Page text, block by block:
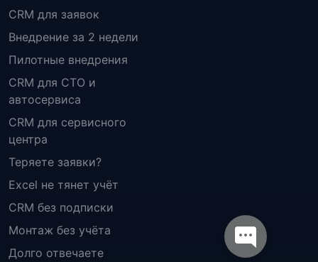
CRM для заявок
Внедрение за 2 недели
Пилотные внедрения
CRM для СТО и
автосервиса
CRM для сервисного
центра
Теряете заявки?
Excel не тянет учёт
CRM без подписки
Монтаж без учёта
Долго отвечаете